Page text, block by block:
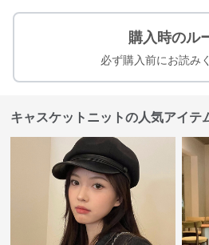
購入時のル
必ず購入前にお読み
キャスケットニットの人気アイテ